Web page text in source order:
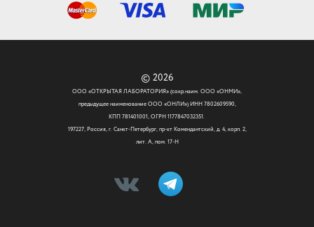
© 2026
ООО «ОТКРЫТАЯ ЛАБОРАТОРИЯ» (сокр.наим. ООО «ОНМИ»,
предыдущее наименование ООО «ОНЛИ») ИНН 7802609590,
КПП 781401001, ОГРН 1177847032351.
197227, Россия, г. Санкт-Петербург, пр-кт Комендантский, д. 4, корп. 2,
лит. А, пом. 17-Н